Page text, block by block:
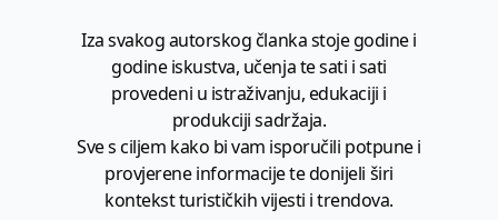
Iza svakog autorskog članka stoje godine i
godine iskustva, učenja te sati i sati
provedeni u istraživanju, edukaciji i
produkciji sadržaja.
Sve s ciljem kako bi vam isporučili potpune i
provjerene informacije te donijeli širi
kontekst turističkih vijesti i trendova.